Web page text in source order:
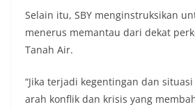
Selain itu, SBY menginstruksikan
menerus memantau dari dekat
Tanah Air.
“Jika terjadi kegentingan dan
arah konflik dan krisis yang